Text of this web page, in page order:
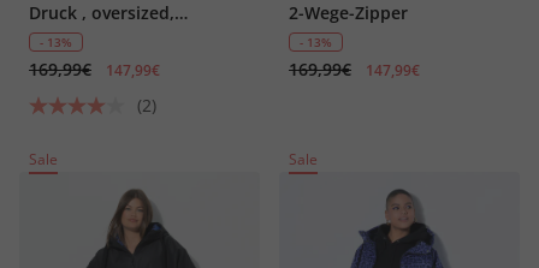
Druck , oversized,
Teddyfutter, Kapuze,
- 13%
169,99€ 147,99€
(2)
2-Wege-Zipper
- 13%
169,99€ 147,99€
Sale Sale